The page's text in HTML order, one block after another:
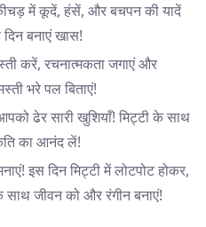
में कूदें, हंसें, और बचपन की यादें
बनाएं खास!
करें, रचनात्मकता जगाएं और
भरे पल बिताएं!
ढेर सारी खुशियाँ! मिट्टी के साथ
का आनंद लें!
इस दिन मिट्टी में लोटपोट होकर,
जीवन को और रंगीन बनाएं!